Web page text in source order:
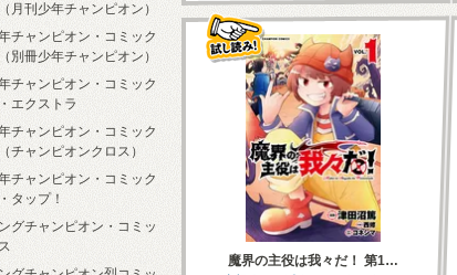
魔界の主役は我々だ！ 第1…
月刊少年チャンピオン）
チャンピオン・コミック
別冊少年チャンピオン）
チャンピオン・コミック
エクストラ
チャンピオン・コミック
チャンピオンクロス）
チャンピオン・コミック
タップ！
グチャンピオン・コミッ